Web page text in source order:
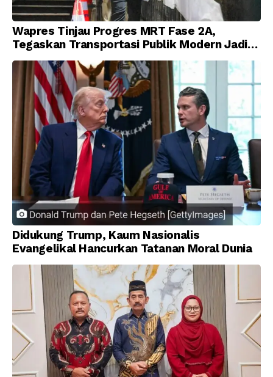
Wapres Tinjau Progres MRT Fase 2A,
Tegaskan Transportasi Publik Modern Jadi
Prioritas Nasional
Didukung Trump, Kaum Nasionalis
Evangelikal Hancurkan Tatanan Moral Dunia